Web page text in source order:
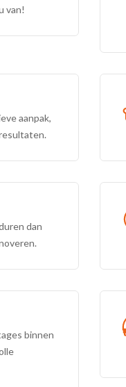
van!
aanpak,
dan
binnen